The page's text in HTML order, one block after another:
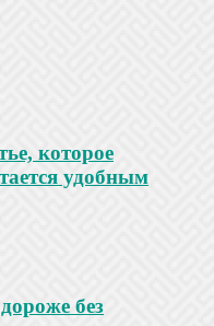
которое
удобным
без